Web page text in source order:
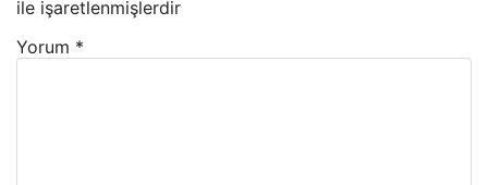
ile işaretlenmişlerdir
Yorum *